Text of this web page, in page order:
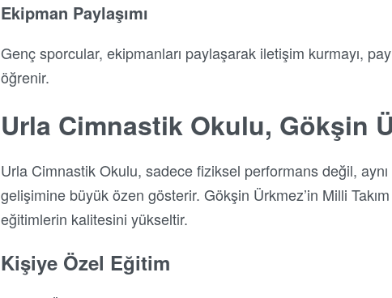
Ekipman Paylaşımı
Genç sporcular, ekipmanları paylaşarak iletişim kurmayı,
öğrenir.
Urla Cimnastik Okulu, Gökşin
Urla Cimnastik Okulu, sadece fiziksel performans değil,
gelişimine büyük özen gösterir. Gökşin Ürkmez’in Milli
eğitimlerin kalitesini yükseltir.
Kişiye Özel Eğitim